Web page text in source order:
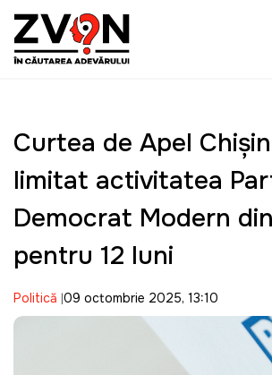
Curtea de Apel
limitat activitatea
Democrat Modern
pentru 12 luni
Politică 09 octombrie 2025, 13:10